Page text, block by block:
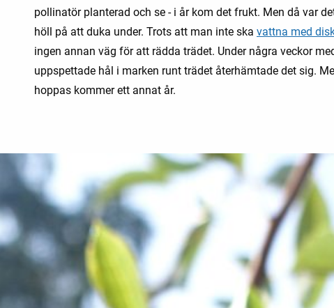
pollinatör planterad och se - i år kom det frukt. Men då var
höll på att duka under. Trots att man inte ska vattna med
ingen annan väg för att rädda trädet. Under några veckor
uppspettade hål i marken runt trädet återhämtade det sig.
hoppas kommer ett annat år.